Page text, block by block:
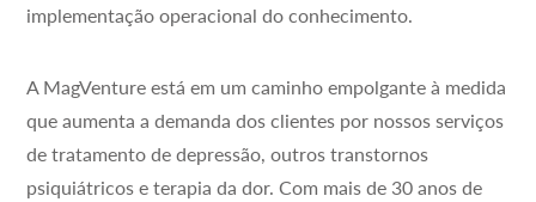
implementação operacional do conhecimento.
A MagVenture está em um caminho empolgante à medida
que aumenta a demanda dos clientes por nossos serviços
de tratamento de depressão, outros transtornos
psiquiátricos e terapia da dor. Com mais de 30 anos de